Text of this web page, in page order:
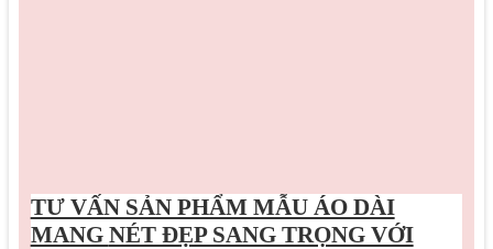
TƯ VẤN SẢN PHẨM MẪU ÁO DÀI
MANG NÉT ĐẸP SANG TRỌNG VỚI